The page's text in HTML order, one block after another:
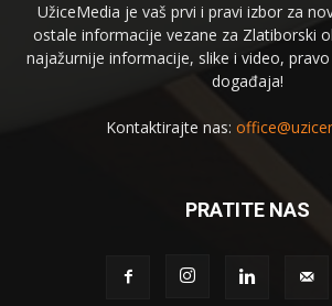
UžiceMedia je vaš prvi i pravi izbor za
ostale informacije vezane za Zlatiborski
najažurnije informacije, slike i video,
događaja!
Kontaktirajte nas:
PRATITE NAS